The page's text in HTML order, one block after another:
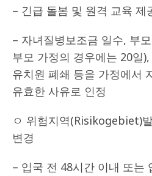
– 긴급 돌봄 및 원격 교육 제
– 자녀질병보조금 일수, 부
부모 가정의 경우에는 20일
유치원 폐쇄 등을 가정에서
유효한 사유로 인정
ㅇ 위험지역(Risikogebiet)
변경
– 입국 전 48시간 이내 또는